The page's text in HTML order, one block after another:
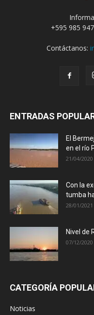
+595 985
Contáctanos:
ENTRADAS
El
en el río
21/04/2020
Con la
tumba
28/01/2021
Nivel de
07/12/2020
CATEGORÍA
Noticias